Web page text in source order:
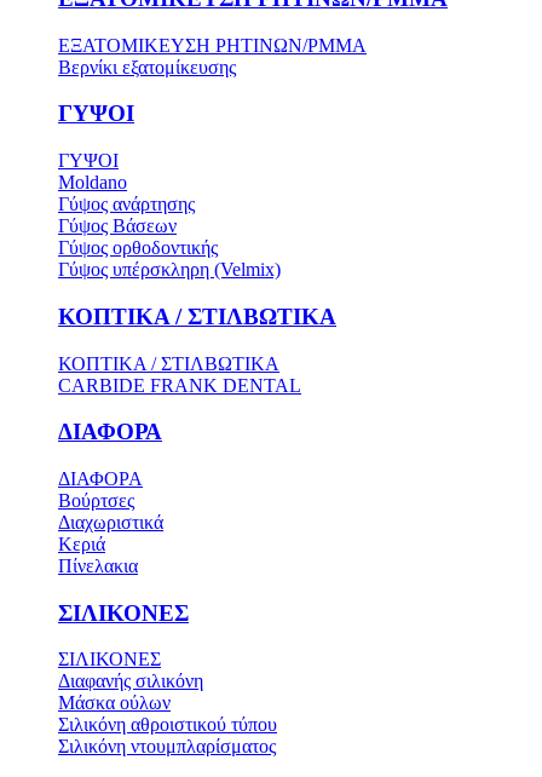
ΕΞΑΤΟΜΙΚΕΥΣΗ ΡΗΤΙΝΩΝ/PMMA
Βερνίκι εξατομίκευσης
ΓΥΨΟΙ
ΓΥΨΟΙ
Moldano
Γύψος ανάρτησης
Γύψος Βάσεων
Γύψος ορθοδοντικής
Γύψος υπέρσκληρη (Velmix)
ΚΟΠΤΙΚΑ / ΣΤΙΛΒΩΤΙΚΑ
ΚΟΠΤΙΚΑ / ΣΤΙΛΒΩΤΙΚΑ
CARBIDE FRANK DENTAL
ΔΙΑΦΟΡΑ
ΔΙΑΦΟΡΑ
Βούρτσες
Διαχωριστικά
Κεριά
Πίνελακια
ΣΙΛΙΚΟΝΕΣ
ΣΙΛΙΚΟΝΕΣ
Διαφανής σιλικόνη
Μάσκα ούλων
Σιλικόνη αθροιστικού τύπου
Σιλικόνη ντουμπλαρίσματος